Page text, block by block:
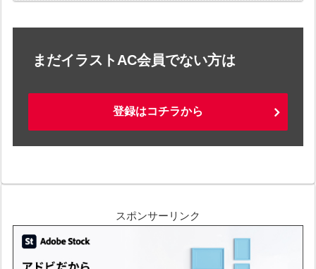
まだイラストAC会員でない方は
登録はコチラから
スポンサーリンク